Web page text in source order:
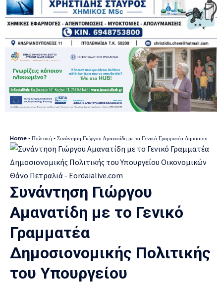
Home - Πολιτική - Συνάντηση Γιώργου Αμανατίδη με το Γενικό Γραμματέα Δημοσιονομικής Πολιτικής του Υπουργείου Οικονομικών Θάνο Πετραλιά
Συνάντηση Γιώργου
Αμανατίδη με το Γενικό
Γραμματέα
Δημοσιονομικής Πολιτικής
του Υπουργείου